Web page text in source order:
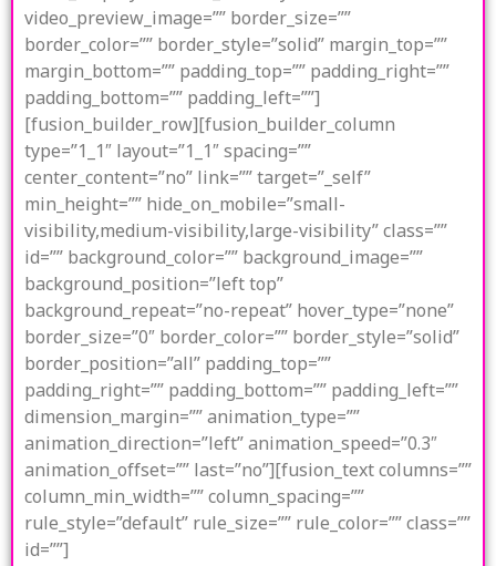
video_preview_image=”” border_size=””
border_color=”” border_style=”solid” margin_top=””
margin_bottom=”” padding_top=”” padding_right=””
padding_bottom=”” padding_left=””]
[fusion_builder_row][fusion_builder_column
type=”1_1″ layout=”1_1″ spacing=””
center_content=”no” link=”” target=”_self”
min_height=”” hide_on_mobile=”small-
visibility,medium-visibility,large-visibility” class=””
id=”” background_color=”” background_image=””
background_position=”left top”
background_repeat=”no-repeat” hover_type=”none”
border_size=”0″ border_color=”” border_style=”solid”
border_position=”all” padding_top=””
padding_right=”” padding_bottom=”” padding_left=””
dimension_margin=”” animation_type=””
animation_direction=”left” animation_speed=”0.3″
animation_offset=”” last=”no”][fusion_text columns=””
column_min_width=”” column_spacing=””
rule_style=”default” rule_size=”” rule_color=”” class=””
id=””]